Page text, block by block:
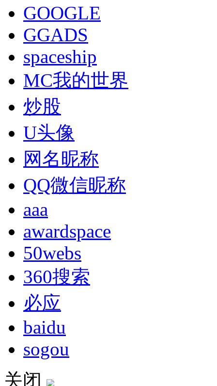
GOOGLE
GGADS
spaceship
MC我的世界
炒股
U头像
网名昵称
QQ微信昵称
aaa
awardspace
50webs
360搜索
必应
baidu
sogou
关闭